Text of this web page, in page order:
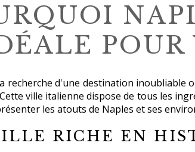
recherche d'une destination inoubliable
ville italienne dispose de tous les
les atouts de Naples et ses
RICHE EN